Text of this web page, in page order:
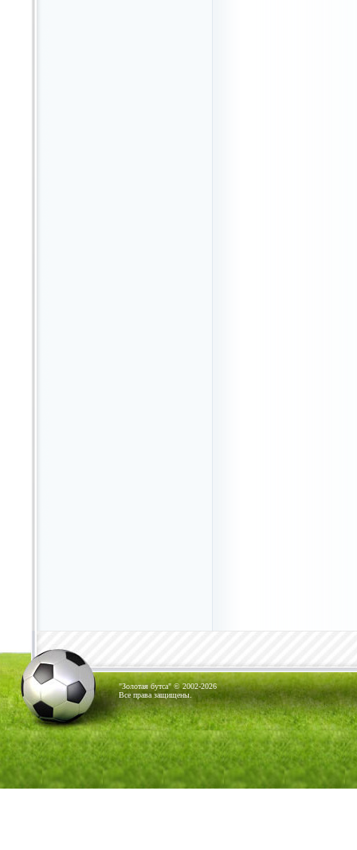
"Золотая бутса" © 2002-2026
Все права защищены.